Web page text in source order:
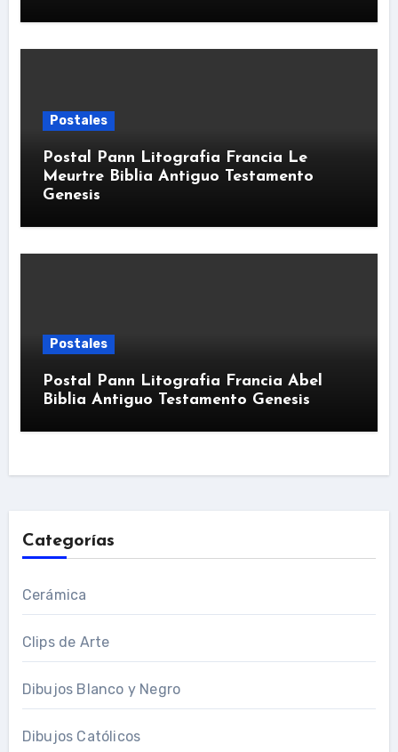
Postales
Postal Pann Litografia Francia Le
Meurtre Biblia Antiguo Testamento
Genesis
Postales
Postal Pann Litografia Francia Abel
Biblia Antiguo Testamento Genesis
Categorías
Cerámica
Clips de Arte
Dibujos Blanco y Negro
Dibujos Católicos